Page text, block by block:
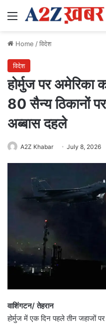
Menu
Home /विदेश
विदेश
होर्मुज पर
80 सैन्य ठिकानों
अब्बास दहले
A2Z Khabar July 8, 2026
वाशिंगटन/ तेहरान
होर्मुज में एक दिन पहले तीन जहाजों